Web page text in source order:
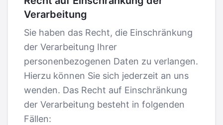
Verarbeitung
Sie haben das Recht, die Einschränkung
der Verarbeitung Ihrer
personenbezogenen Daten zu verlangen.
Hierzu können Sie sich jederzeit an uns
wenden. Das Recht auf Einschränkung
der Verarbeitung besteht in folgenden
Fällen: